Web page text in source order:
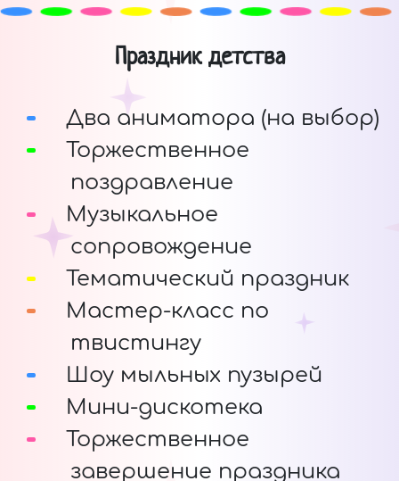
Праздник детства
Два аниматора (на выбор)
Торжественное
поздравление
Музыкальное
сопровождение
Тематический праздник
Мастер-класс по
твистингу
Шоу мыльных пузырей
Мини-дискотека
Торжественное
завершение праздника